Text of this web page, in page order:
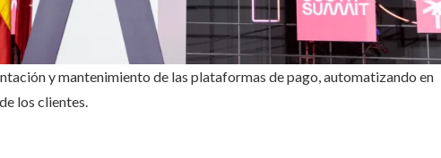
y mantenimiento de las plataformas de pago, automatizando en
los clientes.